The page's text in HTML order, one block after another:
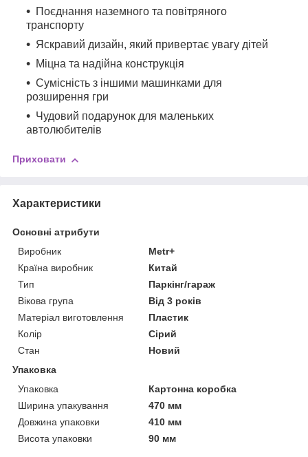
Поєднання наземного та повітряного
транспорту
Яскравий дизайн, який привертає увагу дітей
Міцна та надійна конструкція
Сумісність з іншими машинками для
розширення гри
Чудовий подарунок для маленьких
автолюбителів
Приховати
Характеристики
Основні атрибути
Виробник
Metr+
Країна виробник
Китай
Тип
Паркінг/гараж
Вікова група
Від 3 років
Матеріал виготовлення
Пластик
Колір
Сірий
Стан
Новий
Упаковка
Упаковка
Картонна коробка
Ширина упакування
470 мм
Довжина упаковки
410 мм
Висота упаковки
90 мм